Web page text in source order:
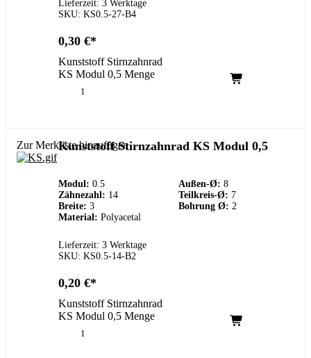
Lieferzeit: 3 Werktage
SKU: KS0.5-27-B4
0,30 €
Kunststoff Stirnzahnrad
KS Modul 0,5 Menge
Zur Merkliste hinzufügen
Kunststoff Stirnzahnrad KS Modul 0,5
Modul: 0.5 Außen-Ø: 8
Zähnezahl: 14 Teilkreis-Ø: 7
Breite: 3 Bohrung Ø: 2
Material: Polyacetal
Lieferzeit: 3 Werktage
SKU: KS0.5-14-B2
0,20 €
Kunststoff Stirnzahnrad
KS Modul 0,5 Menge